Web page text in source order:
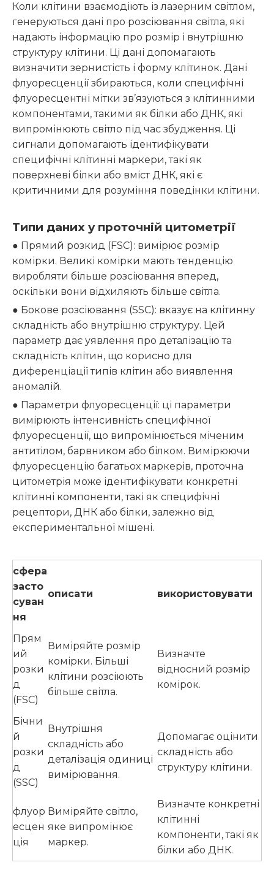
Коли клітини взаємодіють із лазерним світлом,
генеруються дані про розсіювання світла, які
надають інформацію про розмір і внутрішню
структуру клітини. Ці дані допомагають
визначити зернистість і форму клітинок. Дані
флуоресценції збираються, коли специфічні
флуоресцентні мітки зв’язуються з клітинними
компонентами, такими як білки або ДНК, які
випромінюють світло під час збудження. Ці
сигнали допомагають ідентифікувати
специфічні клітинні маркери, такі як
поверхневі білки або вміст ДНК, які є
критичними для розуміння поведінки клітини.
Типи даних у проточній цитометрії
● Прямий розкид (FSC): вимірює розмір
комірки. Великі комірки мають тенденцію
виробляти більше розсіювання вперед,
оскільки вони відхиляють більше світла.
● Бокове розсіювання (SSC): вказує на клітинну
складність або внутрішню структуру. Цей
параметр дає уявлення про деталізацію та
складність клітин, що корисно для
диференціації типів клітин або виявлення
аномалій.
● Параметри флуоресценції: ці параметри
вимірюють інтенсивність специфічної
флуоресценції, що випромінюється міченим
антитілом, барвником або білком. Вимірюючи
флуоресценцію багатьох маркерів, проточна
цитометрія може ідентифікувати конкретні
клітинні компоненти, такі як специфічні
рецептори, ДНК або білки, залежно від
експериментальної мішені.
сфера
засто
суван
ня
описати використовувати
Прям
ий
розки
д
(FSC)
Виміряйте розмір
комірки. Більші
клітини розсіюють
більше світла.
Визначте
відносний розмір
комірок.
Бічни
й
розки
д
(SSC)
Внутрішня
складність або
деталізація одиниці
вимірювання.
Допомагає оцінити
складність або
структуру клітини.
флуор
есцен
ція
Виміряйте світло,
яке випромінює
маркер.
Визначте конкретні
клітинні
компоненти, такі як
білки або ДНК.